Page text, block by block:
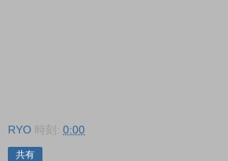
RYO 時刻: 0:00
共有